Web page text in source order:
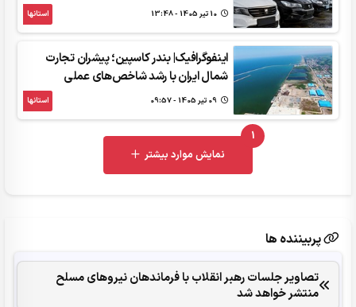
استانها
اینفوگرافیک| بندر کاسپین؛ پیشران تجارت
شمال ایران با رشد شاخص‌های عملی
استانها
1
UNREAD MESSAGES
نمایش موارد بیشتر
پربیننده ها
تصاویر جلسات رهبر انقلاب با فرماندهان نیروهای مسلح
منتشر خواهد شد